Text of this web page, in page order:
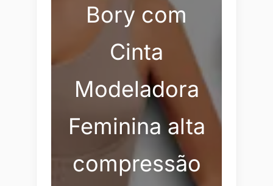
Bory com
Cinta
Modeladora
Feminina alta
compressão